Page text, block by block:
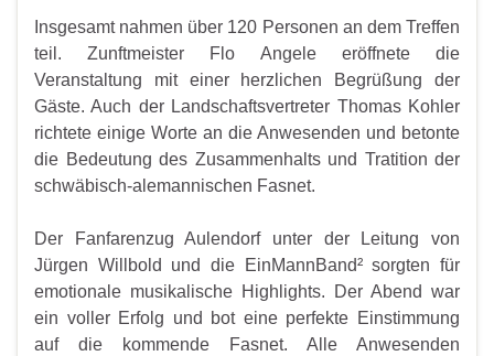
Insgesamt nahmen über 120 Personen an dem Treffen
teil. Zunftmeister Flo Angele eröffnete die
Veranstaltung mit einer herzlichen Begrüßung der
Gäste. Auch der Landschaftsvertreter Thomas Kohler
richtete einige Worte an die Anwesenden und betonte
die Bedeutung des Zusammenhalts und Tratition der
schwäbisch-alemannischen Fasnet.
Der Fanfarenzug Aulendorf unter der Leitung von
Jürgen Willbold und die EinMannBand² sorgten für
emotionale musikalische Highlights. Der Abend war
ein voller Erfolg und bot eine perfekte Einstimmung
auf die kommende Fasnet. Alle Anwesenden